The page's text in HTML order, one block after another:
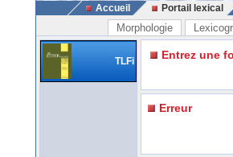
Accueil Portail lexical
Morphologie
TLFi Entrez une
Erreur